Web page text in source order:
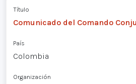
Título
Comunicado del Comando
País
Colombia
Organización